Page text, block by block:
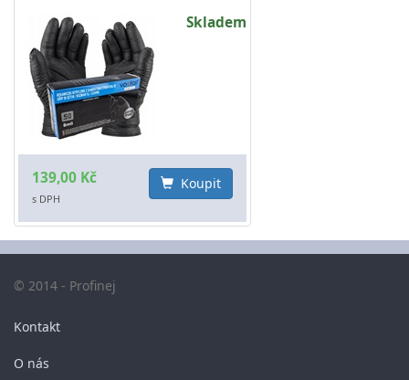
Skladem
139,00 Kč
s DPH
Koupit
© 2014 - Profinej
Kontakt
O nás